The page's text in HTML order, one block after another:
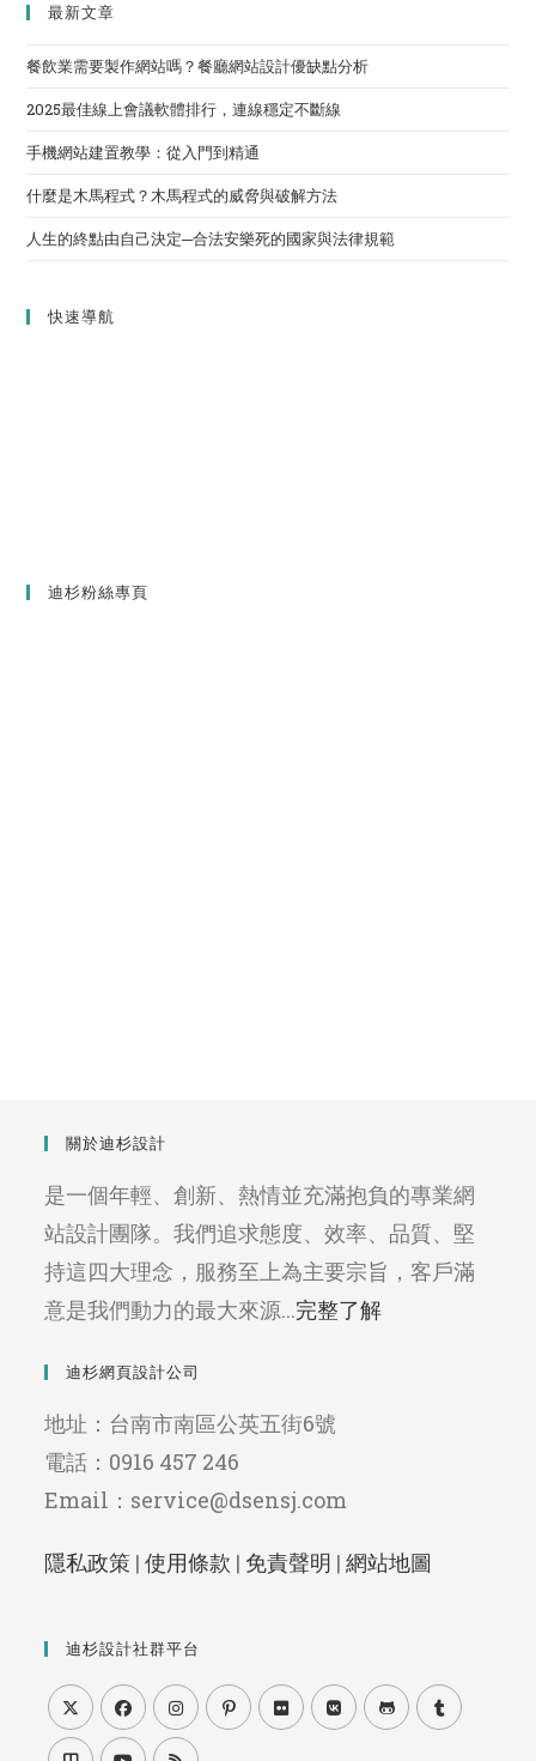
最新文章
餐飲業需要製作網站嗎？餐廳網站設計優缺點分析
2025最佳線上會議軟體排行，連線穩定不斷線
手機網站建置教學：從入門到精通
什麼是木馬程式？木馬程式的威脅與破解方法
人生的終點由自己決定─合法安樂死的國家與法律規範
快速導航
迪杉粉絲專頁
關於迪杉設計
是一個年輕、創新、熱情並充滿抱負的專業網
站設計團隊。我們追求態度、效率、品質、堅
持這四大理念，服務至上為主要宗旨，客戶滿
意是我們動力的最大來源...完整了解
迪杉網頁設計公司
地址：台南市南區公英五街6號
電話：0916 457 246
Email：service@dsensj.com
隱私政策 |使用條款 | 免責聲明 |網站地圖
迪杉設計社群平台
Opens Opens Opens